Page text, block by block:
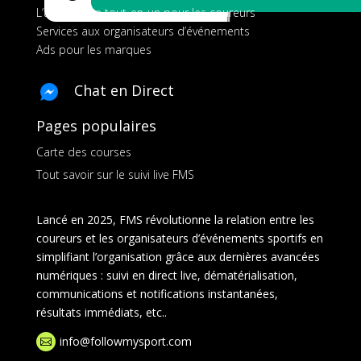
L’application tout-en-un pour les coureurs
Services aux organisateurs d’événements
Ads pour les marques
Chat en Direct
Pages populaires
Carte des courses
Tout savoir sur le suivi live FMS
Lancé en 2025, FMS révolutionne la relation entre les
coureurs et les organisateurs d’événements sportifs en
simplifiant l’organisation grâce aux dernières avancées
numériques : suivi en direct live, dématérialisation,
communications et notifications instantanées,
résultats immédiats, etc..
 info@followmysport.com